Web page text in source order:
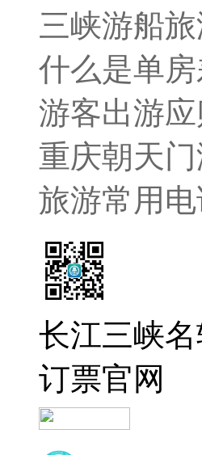
三峡游船
什么是单房
游客出游
重庆朝天
旅游常用
长江三峡
订票官网